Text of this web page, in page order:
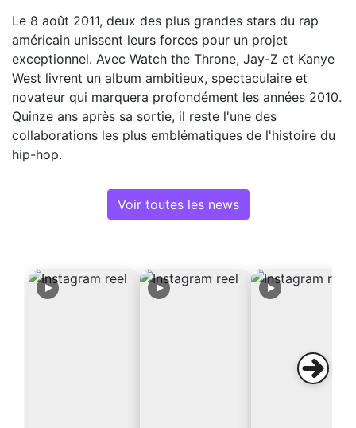
Le 8 août 2011, deux des plus grandes stars du rap
américain unissent leurs forces pour un projet
exceptionnel. Avec Watch the Throne, Jay-Z et Kanye
West livrent un album ambitieux, spectaculaire et
novateur qui marquera profondément les années 2010.
Quinze ans après sa sortie, il reste l'une des
collaborations les plus emblématiques de l'histoire du
hip-hop.
Voir toutes les news